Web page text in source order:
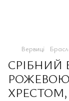
Вервиці
СРІБНИЙ
ХРЕСТОМ,